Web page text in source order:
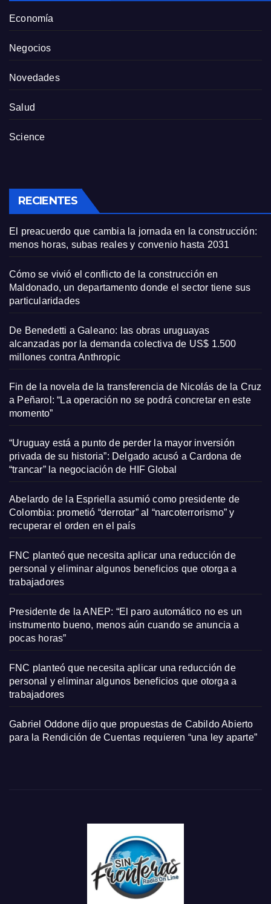
Economía
Negocios
Novedades
Salud
Science
RECIENTES
El preacuerdo que cambia la jornada en la construcción:
menos horas, subas reales y convenio hasta 2031
Cómo se vivió el conflicto de la construcción en
Maldonado, un departamento donde el sector tiene sus
particularidades
De Benedetti a Galeano: las obras uruguayas
alcanzadas por la demanda colectiva de US$ 1.500
millones contra Anthropic
Fin de la novela de la transferencia de Nicolás de la Cruz
a Peñarol: “La operación no se podrá concretar en este
momento”
“Uruguay está a punto de perder la mayor inversión
privada de su historia”: Delgado acusó a Cardona de
“trancar” la negociación de HIF Global
Abelardo de la Espriella asumió como presidente de
Colombia: prometió “derrotar” al “narcoterrorismo” y
recuperar el orden en el país
FNC planteó que necesita aplicar una reducción de
personal y eliminar algunos beneficios que otorga a
trabajadores
Presidente de la ANEP: “El paro automático no es un
instrumento bueno, menos aún cuando se anuncia a
pocas horas”
FNC planteó que necesita aplicar una reducción de
personal y eliminar algunos beneficios que otorga a
trabajadores
Gabriel Oddone dijo que propuestas de Cabildo Abierto
para la Rendición de Cuentas requieren “una ley aparte”